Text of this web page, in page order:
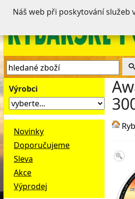
Výrobci
Novinky
Doporučujeme
Sleva
Akce
Výprodej
Náš web při poskytování